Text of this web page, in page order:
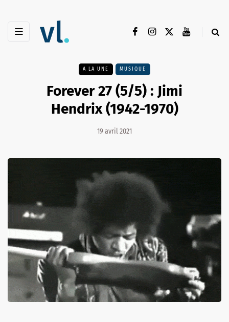
A LA UNE MUSIQUE
Forever 27 (5/5) : Jimi
Hendrix (1942-1970)
19 avril 2021